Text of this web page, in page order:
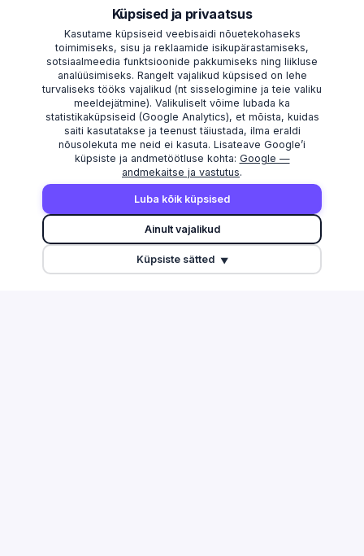
AVASTAMA
Edetabel
MAAKONNAD
Harju maakond
Tartu maakond
Pärnu maakond
Küpsised ja privaatsus
Kasutame küpsiseid veebisaidi nõuetekohaseks
toimimiseks, sisu ja reklaamide isikupärastamiseks,
sotsiaalmeedia funktsioonide pakkumiseks ning liikluse
analüüsimiseks. Rangelt vajalikud küpsised on lehe
turvaliseks tööks vajalikud (nt sisselogimine ja teie valiku
meeldejätmine). Valikuliselt võime lubada ka
statistikaküpsiseid (Google Analytics), et mõista, kuidas
saiti kasutatakse ja teenust täiustada, ilma eraldi
nõusolekuta me neid ei kasuta. Lisateave Google’i
küpsiste ja andmetöötluse kohta: Google —
andmekaitse ja vastutus.
Luba kõik küpsised
Ainult vajalikud
Küpsiste sätted ▼